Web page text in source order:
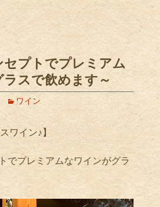
プトでプレミアム
スで飲めます～
ワイン
ワイン♪】
でプレミアムなワインがグラ